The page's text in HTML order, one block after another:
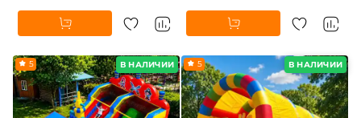
В НАЛИЧИИ
5 В НАЛИЧИИ
5